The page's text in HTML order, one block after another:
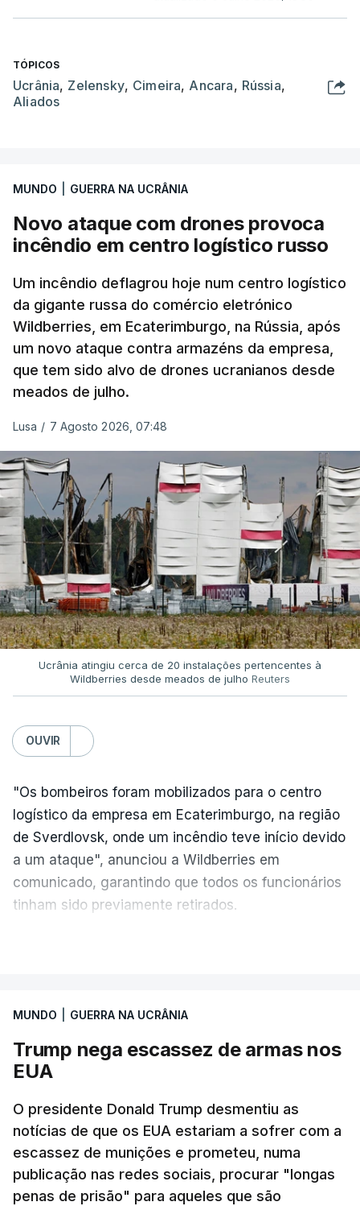
TÓPICOS
Ucrânia, Zelensky, Cimeira, Ancara, Rússia,
Aliados
MUNDO GUERRA NA UCRÂNIA
Novo ataque com drones provoca
incêndio em centro logístico russo
Um incêndio deflagrou hoje num centro logístico
da gigante russa do comércio eletrónico
Wildberries, em Ecaterimburgo, na Rússia, após
um novo ataque contra armazéns da empresa,
que tem sido alvo de drones ucranianos desde
meados de julho.
Lusa / 7 Agosto 2026, 07:48
Ucrânia atingiu cerca de 20 instalações pertencentes à
Wildberries desde meados de julho Reuters
OUVIR
"Os bombeiros foram mobilizados para o centro
logístico da empresa em Ecaterimburgo, na região
de Sverdlovsk, onde um incêndio teve início devido
a um ataque", anunciou a Wildberries em
comunicado, garantindo que todos os funcionários
tinham sido previamente retirados.
Desde meados de julho, a Ucrânia atingiu cerca de
20 instalações pertencentes à Wildberries --- uma
plataforma de comércio online muito popular,
espalhadas por quase toda a Rússia e na Crimeia
anexada.
Os primeiros ataques, ocorridos na noite de 17 para
18 de julho, fizeram oito mortos e quase 90 feridos
MUNDO GUERRA NA UCRÂNIA
Trump nega escassez de armas nos
EUA
O presidente Donald Trump desmentiu as
notícias de que os EUA estariam a sofrer com a
escassez de munições e prometeu, numa
publicação nas redes sociais, procurar "longas
penas de prisão" para aqueles que são